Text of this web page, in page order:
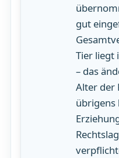
gut
Tier liegt
– das
Alter der
übrigens